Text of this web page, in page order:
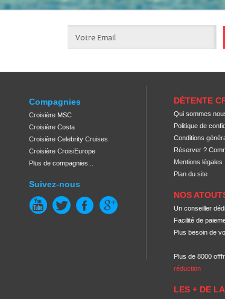
Compagnies
Croisière MSC
Croisière Costa
Croisière Celebrity Cruises
Croisière CroisiEurope
Plus de compagnies...
Suivez-nous
DÉTENTE
Qui sommes
Politique de
Conditions
Réserver ?
Mentions légales
Plan du site
NOS
Un conseiller
Facilité de
Plus besoin de
Plus de 8000
réduction
LES + DE